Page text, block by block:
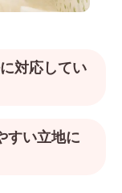
対応してい
すい立地に